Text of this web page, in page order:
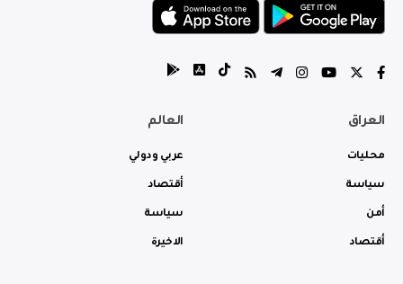
العراق
محليات
سياسة
أمن
أقتصاد
العالم
عربي ودولي
أقتصاد
سياسة
الاخيرة